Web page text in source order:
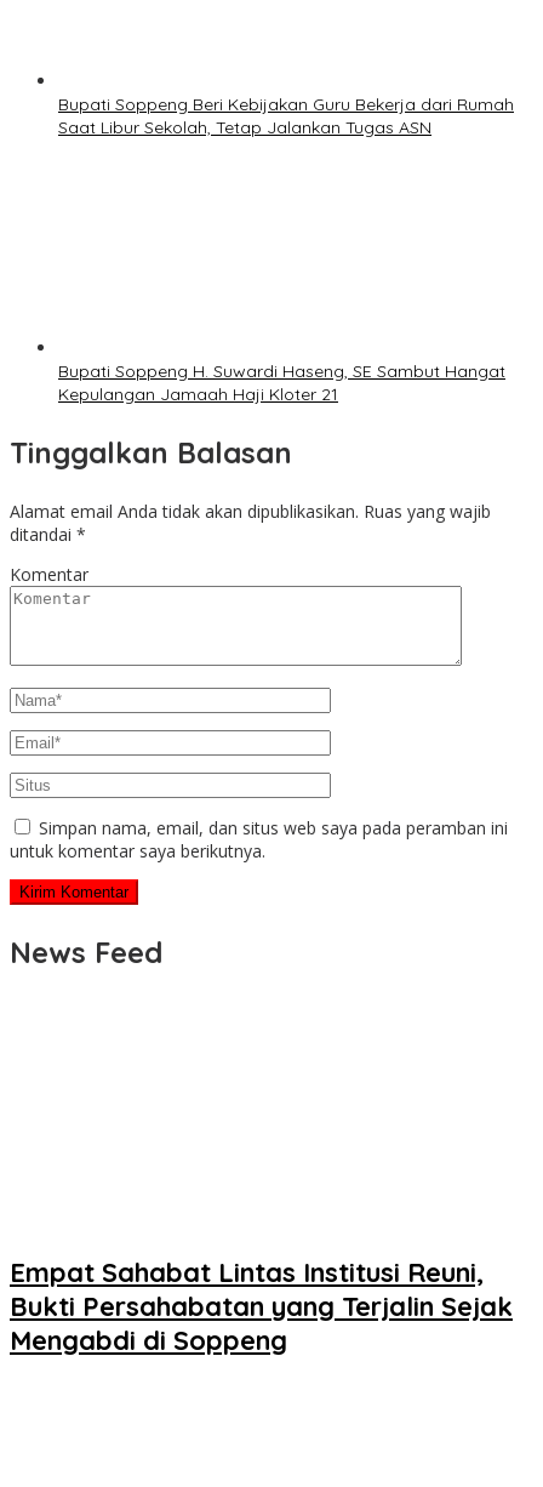
Bupati Soppeng Beri Kebijakan Guru Bekerja dari Rumah
Saat Libur Sekolah, Tetap Jalankan Tugas ASN
Bupati Soppeng H. Suwardi Haseng, SE Sambut Hangat
Kepulangan Jamaah Haji Kloter 21
Tinggalkan Balasan
Alamat email Anda tidak akan dipublikasikan. Ruas yang wajib
ditandai *
Komentar
Simpan nama, email, dan situs web saya pada peramban ini
untuk komentar saya berikutnya.
News Feed
Empat Sahabat Lintas Institusi Reuni,
Bukti Persahabatan yang Terjalin Sejak
Mengabdi di Soppeng